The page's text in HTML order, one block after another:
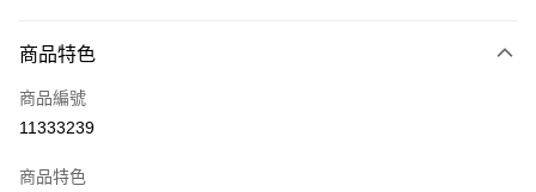
信用卡一次付款
超商取貨付款
商品特色
商品編號
11333239
商品特色